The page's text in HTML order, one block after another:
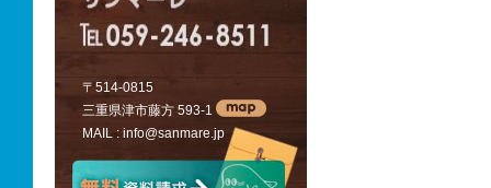
〒514-0815
三重県津市藤方 593-1
MAIL : info@sanmare.jp